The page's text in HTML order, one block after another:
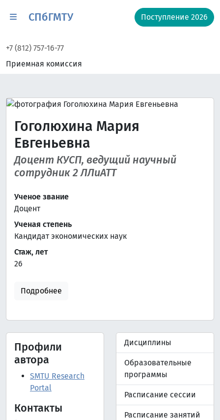
СПбГМТУ Поступление 2026
+7 (812) 757-16-77
Приемная комиссия
Гоголюхина Мария
Евгеньевна
Доцент КУСП, ведущий научный
сотрудник 2 ЛЛиАТТ
Ученое звание
Доцент
Ученая степень
Кандидат экономических наук
Стаж, лет
26
Подробнее
Профили
автора
SMTU Research
Portal
Контакты
Дисциплины
Образовательные
программы
Расписание сессии
Расписание занятий